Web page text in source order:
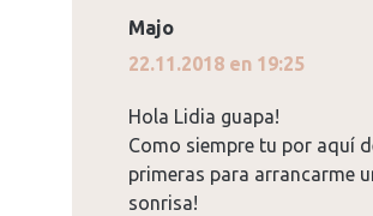
Majo
dice:
22.11.2018 en 19:25
Hola Lidia guapa!
Como siempre tu por aquí
primeras para arrancarme
sonrisa!